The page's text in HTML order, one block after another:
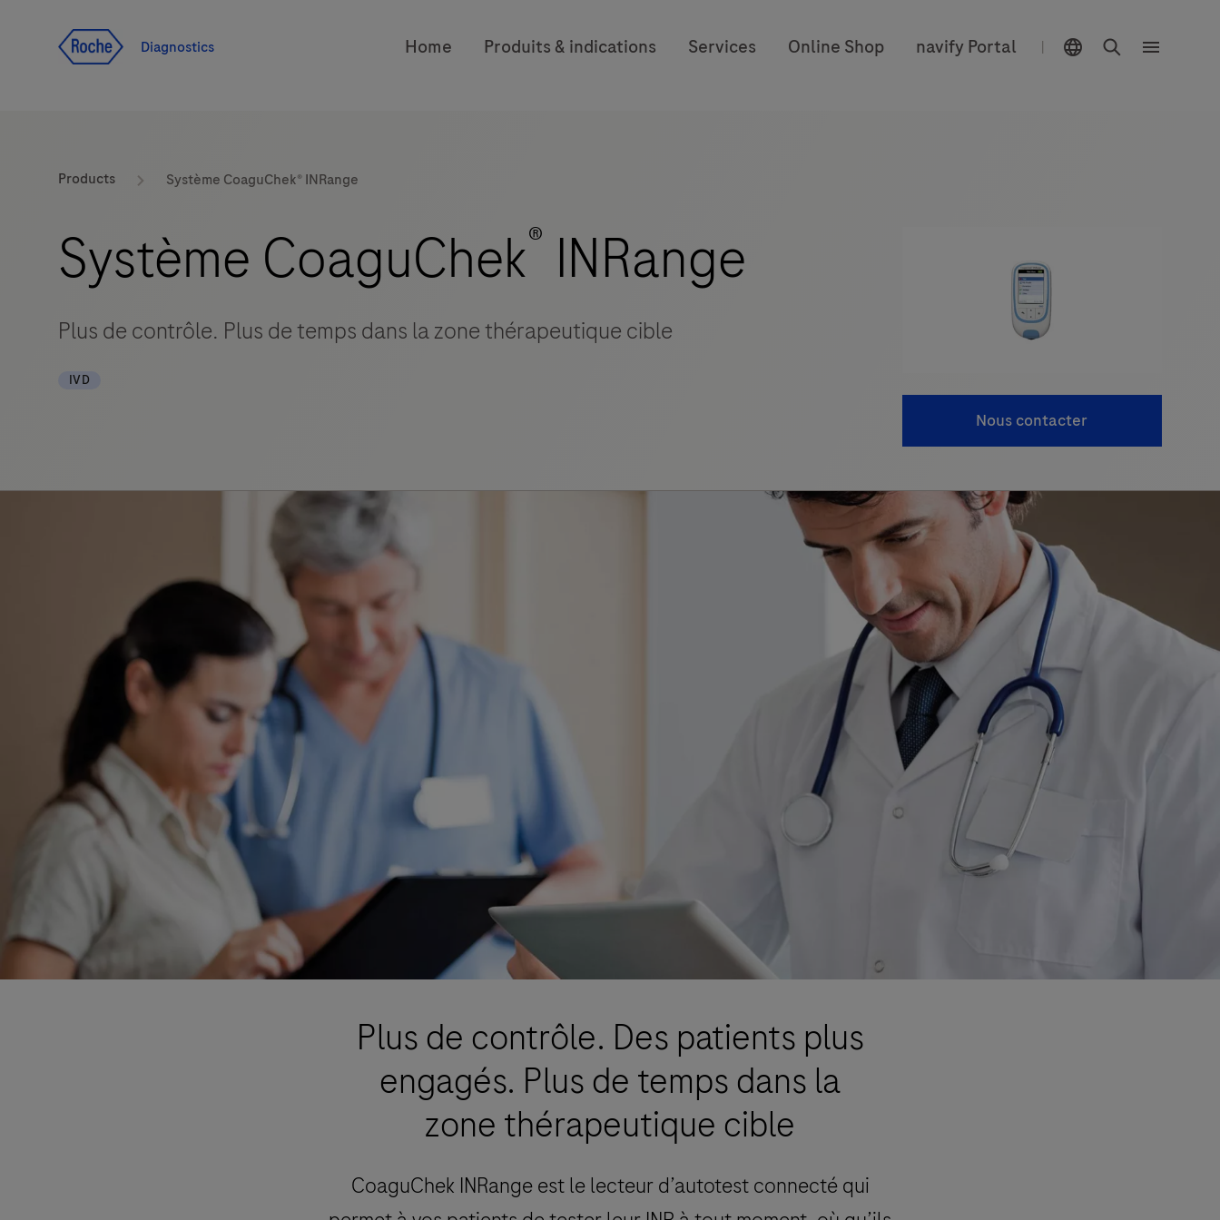
Diagnostics Home Produits & indications Services Online Shop navify Portal | Sélecteur d'emplacement
Products Système CoaguChek® INRange
Système CoaguChek® INRange
Plus de contrôle. Plus de temps dans la zone thérapeutique cible
IVD
Nous contacter
Plus de contrôle. Des patients plus
engagés. Plus de temps dans la
zone thérapeutique cible
CoaguChek INRange est le lecteur d’autotest connecté qui